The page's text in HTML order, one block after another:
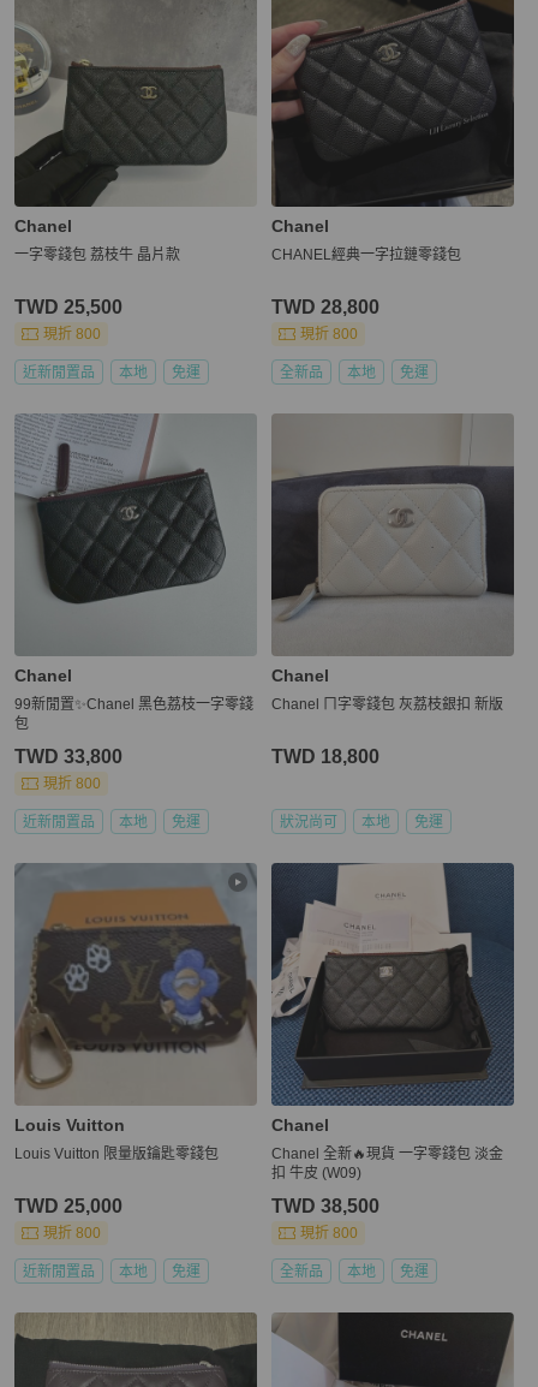
Chanel
一字零錢包 荔枝牛 晶片款
TWD 25,500
現折 800
近新閒置品 本地 免運
Chanel
CHANEL經典一字拉鏈零錢包
TWD 28,800
現折 800
全新品 本地 免運
Chanel
99新閒置✨Chanel 黑色荔枝一字零錢
包
TWD 33,800
現折 800
近新閒置品 本地 免運
Chanel
Chanel ㄇ字零錢包 灰荔枝銀扣 新版
TWD 18,800
狀況尚可 本地 免運
Louis Vuitton
Louis Vuitton 限量版鑰匙零錢包
TWD 25,000
現折 800
近新閒置品 本地 免運
Chanel
Chanel 全新🔥現貨 一字零錢包 淡金
扣 牛皮 (W09)
TWD 38,500
現折 800
全新品 本地 免運